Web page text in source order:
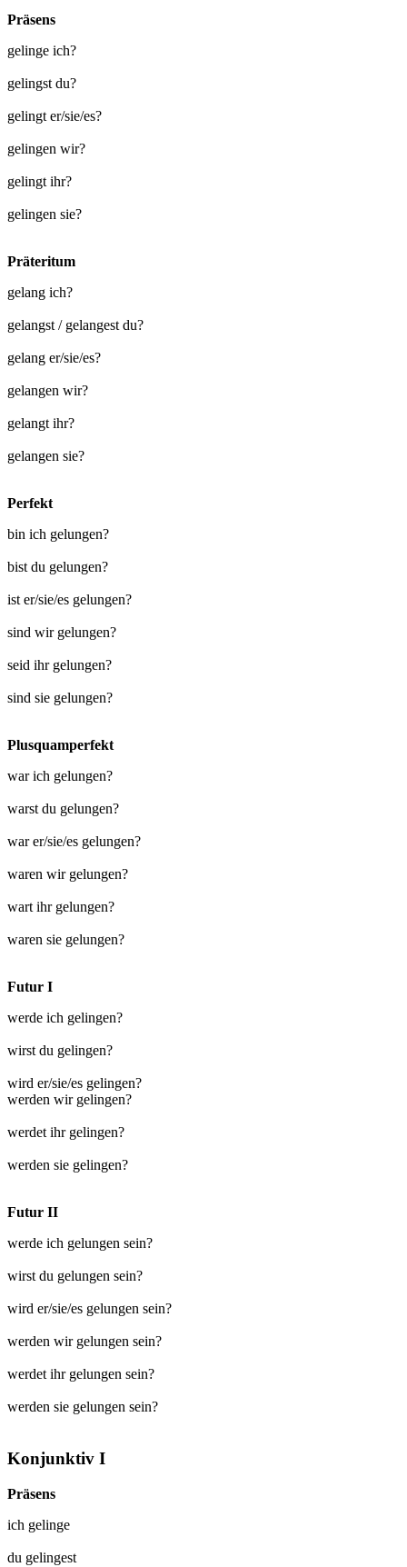
Präsens
gelinge ich?
gelingst du?
gelingt er/sie/es?
gelingen wir?
gelingt ihr?
gelingen sie?
Präteritum
gelang ich?
gelangst / gelangest du?
gelang er/sie/es?
gelangen wir?
gelangt ihr?
gelangen sie?
Perfekt
bin ich gelungen?
bist du gelungen?
ist er/sie/es gelungen?
sind wir gelungen?
seid ihr gelungen?
sind sie gelungen?
Plusquamperfekt
war ich gelungen?
warst du gelungen?
war er/sie/es gelungen?
waren wir gelungen?
wart ihr gelungen?
waren sie gelungen?
Futur I
werde ich gelingen?
wirst du gelingen?
wird er/sie/es gelingen?
werden wir gelingen?
werdet ihr gelingen?
werden sie gelingen?
Futur II
werde ich gelungen sein?
wirst du gelungen sein?
wird er/sie/es gelungen sein?
werden wir gelungen sein?
werdet ihr gelungen sein?
werden sie gelungen sein?
Konjunktiv I
Präsens
ich gelinge
du gelingest